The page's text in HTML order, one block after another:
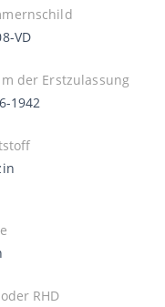
VD
der Erstzulassung
1942
RHD